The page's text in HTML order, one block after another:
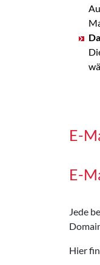
E-
E-
Jede
Hier